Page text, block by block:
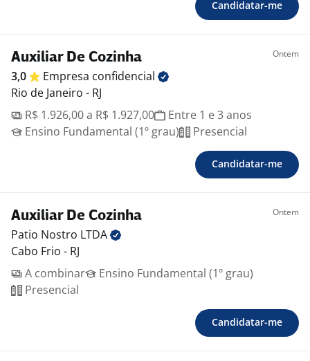
Candidatar-me
Auxiliar De Cozinha Ontem
3,0 Empresa confidencial
Rio de Janeiro - RJ
R$ 1.926,00 a R$ 1.927,00
Entre 1 e 3 anos
Ensino Fundamental (1º grau)
Presencial
Candidatar-me
Auxiliar De Cozinha Ontem
Patio Nostro LTDA
Cabo Frio - RJ
A combinar
Ensino Fundamental (1º grau)
Presencial
Candidatar-me